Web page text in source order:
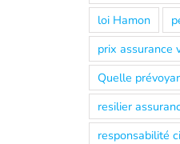
loi Hamon
prix assurance
Quelle
resilier
responsabilité